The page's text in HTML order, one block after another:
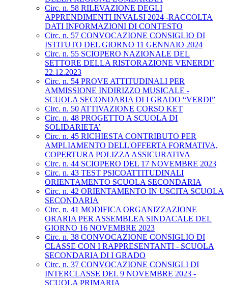
Circ. n. 58 RILEVAZIONE DEGLI
APPRENDIMENTI INVALSI 2024 -RACCOLTA
DATI INFORMAZIONI DI CONTESTO
Circ. n. 57 CONVOCAZIONE CONSIGLIO DI
ISTITUTO DEL GIORNO 11 GENNAIO 2024
Circ. n. 55 SCIOPERO NAZIONALE DEL
SETTORE DELLA RISTORAZIONE VENERDI’
22.12.2023
Circ. n. 54 PROVE ATTITUDINALI PER
AMMISSIONE INDIRIZZO MUSICALE -
SCUOLA SECONDARIA DI I GRADO “VERDI”
Circ. n. 50 ATTIVAZIONE CORSO KET
Circ. n. 48 PROGETTO A SCUOLA DI
SOLIDARIETA’
Circ. n. 45 RICHIESTA CONTRIBUTO PER
AMPLIAMENTO DELL'OFFERTA FORMATIVA,
COPERTURA POLIZZA ASSICURATIVA
Circ. n. 44 SCIOPERO DEL 17 NOVEMBRE 2023
Circ. n. 43 TEST PSICOATTITUDINALI
ORIENTAMENTO SCUOLA SECONDARIA
Circ. n. 42 ORIENTAMENTO IN USCITA SCUOLA
SECONDARIA
Circ. n. 41 MODIFICA ORGANIZZAZIONE
ORARIA PER ASSEMBLEA SINDACALE DEL
GIORNO 16 NOVEMBRE 2023
Circ. n. 38 CONVOCAZIONE CONSIGLIO DI
CLASSE CON I RAPPRESENTANTI - SCUOLA
SECONDARIA DI I GRADO
Circ. n. 37 CONVOCAZIONE CONSIGLI DI
INTERCLASSE DEL 9 NOVEMBRE 2023 -
SCUOLA PRIMARIA